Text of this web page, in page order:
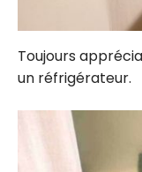
Toujours
un réfrigérateur.